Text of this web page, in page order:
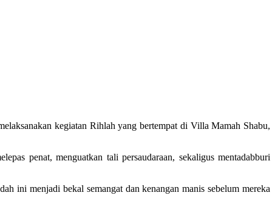
kegiatan Rihlah yang bertempat di Villa Mamah Shabu,
penat, menguatkan tali persaudaraan, sekaligus mentadabburi
ini menjadi bekal semangat dan kenangan manis sebelum mereka